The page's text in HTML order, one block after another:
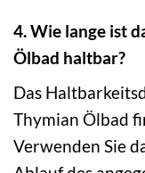
4. Wie lange ist
Ölbad haltbar?
Das
Thymian Ölbad
Verwenden Sie